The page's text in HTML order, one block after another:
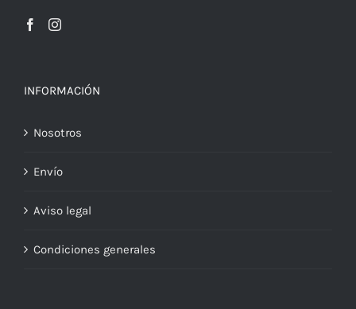
INFORMACIÓN
Nosotros
Envío
Aviso legal
Condiciones generales